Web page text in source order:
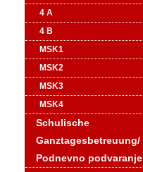
4 A
4 B
MSK1
MSK2
MSK3
MSK4
Schulische
Ganztagesbetreuung/
Podnevno podvaranje